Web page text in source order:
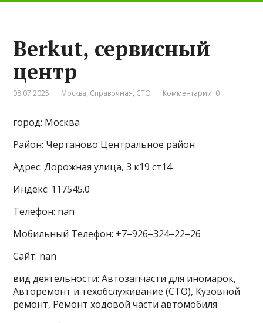
Berkut, сервисный
центр
08.07.2025 Москва, Справочная, СТО Комментарии: 0
город: Москва
Район: Чертаново Центральное район
Адрес: Дорожная улица, 3 к19 ст14
Индекс: 117545.0
Телефон: nan
Мобильный Телефон: +7‒926‒324‒22‒26
Сайт: nan
вид деятельности: Автозапчасти для иномарок,
Авторемонт и техобслуживание (СТО), Кузовной
ремонт, Ремонт ходовой части автомобиля